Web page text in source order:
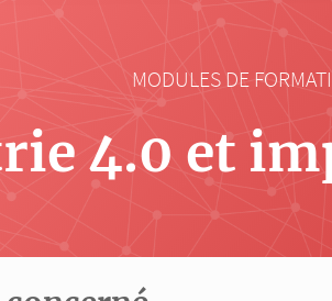
MODULES DE
4.0 et